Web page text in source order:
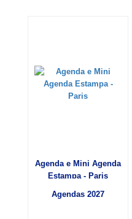
Agenda e Mini Agenda
Estampa - Paris
Agendas 2027